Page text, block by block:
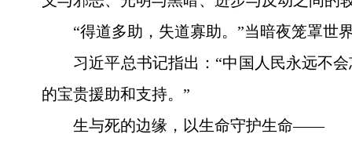
“得道多助，失道寡助。”当暗夜笼罩世
习近平总书记指出：“中国人民永远不
的宝贵援助和支持。”
生与死的边缘，以生命守护生命——